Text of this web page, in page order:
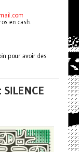
en cash.
pour avoir des